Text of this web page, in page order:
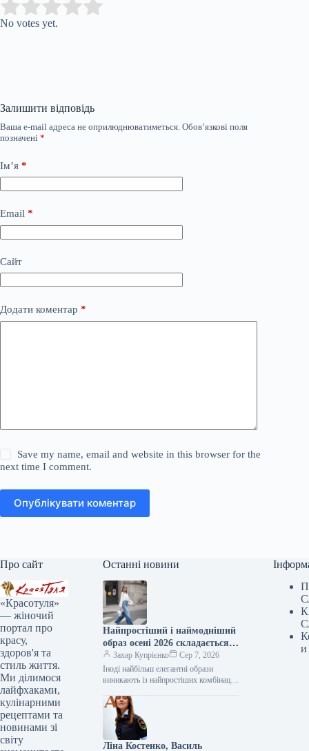
Rate this item:
No votes yet.
Залишити відповідь
Ваша e-mail адреса не оприлюднюватиметься. Обов’язкові поля
позначені *
Ім’я *
Email *
Сайт
Додати коментар *
Save my name, email and website in this browser for the
next time I comment.
Опублікувати коментар
Про сайт
«Красотуля»
— жіночий
портал про
красу,
здоров'я та
стиль життя.
Ми ділимося
лайфхаками,
кулінарними
рецептами та
новинами зі
світу
Останні новини
Найпростіший і наймодніший
образ осені 2026 складається
всього з трьох елементів.
Захар Купрієнко
Сер 7, 2026
Іноді найбільш елегантні образи
виникають із найпростіших комбінацій.
на підборах – це одна з тих…
Ліна Костенко, Василь
и